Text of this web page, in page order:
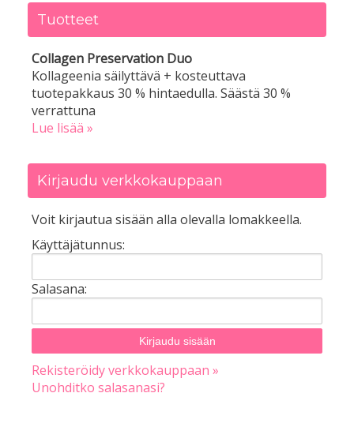
Tuotteet
Collagen Preservation Duo
Kollageenia säilyttävä + kosteuttava
tuotepakkaus 30 % hintaedulla. Säästä 30 %
verrattuna
Lue lisää »
Kirjaudu verkkokauppaan
Voit kirjautua sisään alla olevalla lomakkeella.
Käyttäjätunnus:
Salasana:
Rekisteröidy verkkokauppaan »
Unohditko salasanasi?